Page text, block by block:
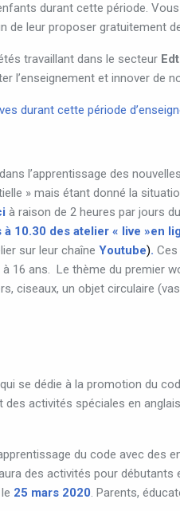
durant cette période.
de leur proposer gratuitement
travaillant dans le secteur
l’enseignement et innover de
durant cette période
l’apprentissage des
» mais étant donné la
à raison de 2 heures par jours
à 10.30 des atelier « live »en
sur leur chaîne Youtube).
16 ans. Le thème du premier
ciseaux, un objet circulaire
qui se dédie à la promotion du
activités spéciales en
du code avec des
des activités pour
25 mars 2020. Parents,